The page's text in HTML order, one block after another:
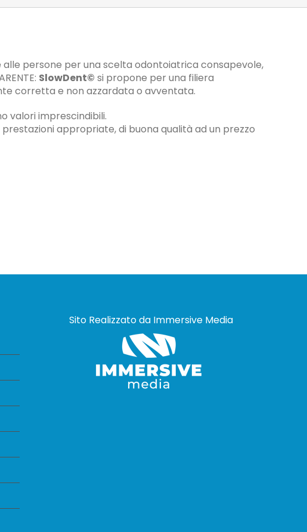
persone per una scelta odontoiatrica consapevole,
SlowDent© si propone per una filiera
corretta e non azzardata o avventata.
valori imprescindibili.
appropriate, di buona qualità ad un prezzo
Sito Realizzato da Immersive Media